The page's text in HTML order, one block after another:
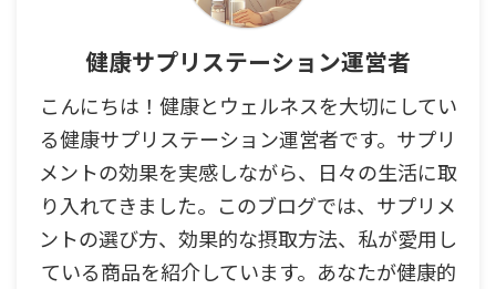
健康サプリステーション運営者
こんにちは！健康とウェルネスを大切にしてい
る健康サプリステーション運営者です。サプリ
メントの効果を実感しながら、日々の生活に取
り入れてきました。このブログでは、サプリメ
ントの選び方、効果的な摂取方法、私が愛用し
ている商品を紹介しています。あなたが健康的